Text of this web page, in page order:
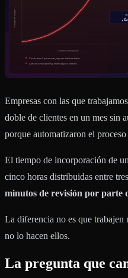
Empresas con las que
doble de clientes en un mes sin
porque automatizaron el
El tiempo de incorporación de
cinco horas distribuidas entre
minutos de revisión por parte
La diferencia no es que trabajen
no lo hacen ellos.
La pregunta que